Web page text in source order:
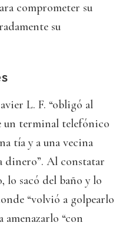
comprometer su
su
L. F. “obligó al
un terminal telefónico
tía y a una vecina
dinero”. Al constatar
lo sacó del baño y lo
“volvió a golpearlo
amenazarlo “con